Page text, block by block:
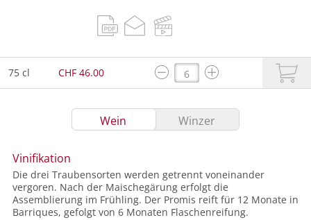
75 cl CHF 46.00
Wein Winzer
Vinifikation
Die drei Traubensorten werden getrennt voneinander
vergoren. Nach der Maischegärung erfolgt die
Assemblierung im Frühling. Der Promis reift für 12 Monate in
Barriques, gefolgt von 6 Monaten Flaschenreifung.